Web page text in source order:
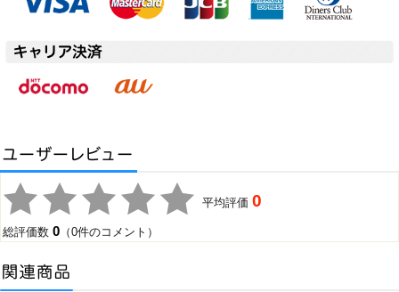
平均評価0
総評価数0 （0件のコメント）